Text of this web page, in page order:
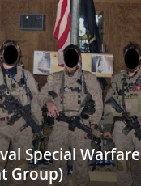
Special Warfare
Group)